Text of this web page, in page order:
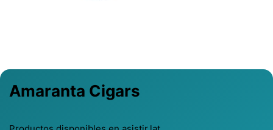
Amaranta Cigars